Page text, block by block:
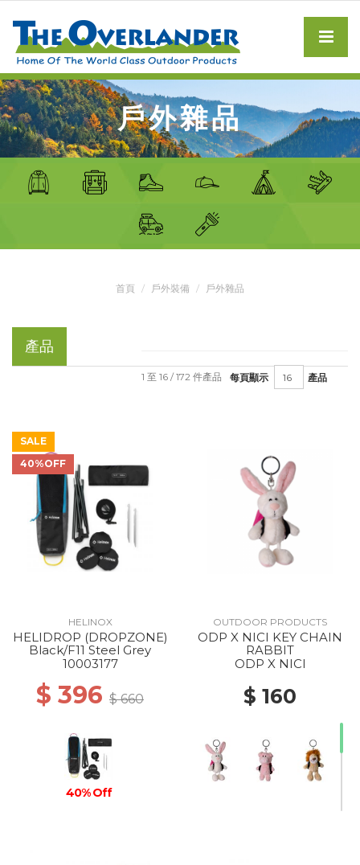
戶外雜品
首頁 戶外裝備 戶外雜品
產品
每頁顯示 產品
1 至 16 / 172 件產品
SALE
40%OFF
HELINOX
HELIDROP (DROPZONE)
Black/F11 Steel Grey
10003177
$ 396 $ 660
40% Off
OUTDOOR PRODUCTS
ODP X NICI KEY CHAIN
RABBIT
ODP X NICI
$ 160